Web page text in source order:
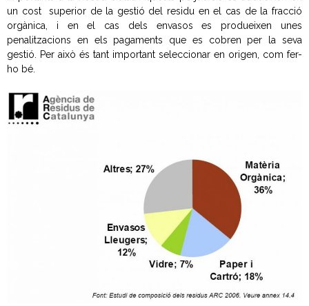
- Instal·lacions Can Barba
- CRT Residus Especials
- - Amiant/Fibrociment
- Planta de Transferència
Nou model de contenidors d’alta eficiència
un cost superior de la gestió del residu en el cas de la fracció
orgànica, i en el cas dels envasos es produeixen unes
penalitzacions en els pagaments que es cobren per la seva
gestió. Per això és tant important seleccionar en origen, com fer-
ho bé.